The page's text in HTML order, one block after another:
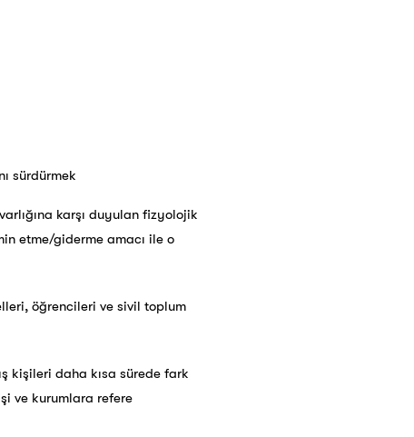
sürdürmek
karşı duyulan fizyolojik
etme/giderme amacı ile o
öğrencileri ve sivil toplum
kişileri daha kısa sürede fark
ve kurumlara refere